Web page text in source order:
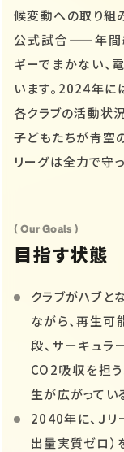
候変動への取り組
公式試合——年間
ギーでまかない、
います。2024年に
各クラブの活動状
子どもたちが青空
リーグは全力で守っ
( Our Goals )
目指す状態
クラブがハブと
ながら、再生
段、サーキュラ
CO2吸収を担
生が広がってい
2040年に、Ｊリ
出量実質ゼロ）